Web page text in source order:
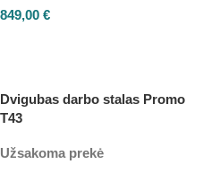
849,00 €
Dvigubas darbo stalas Promo
T43
Užsakoma prekė